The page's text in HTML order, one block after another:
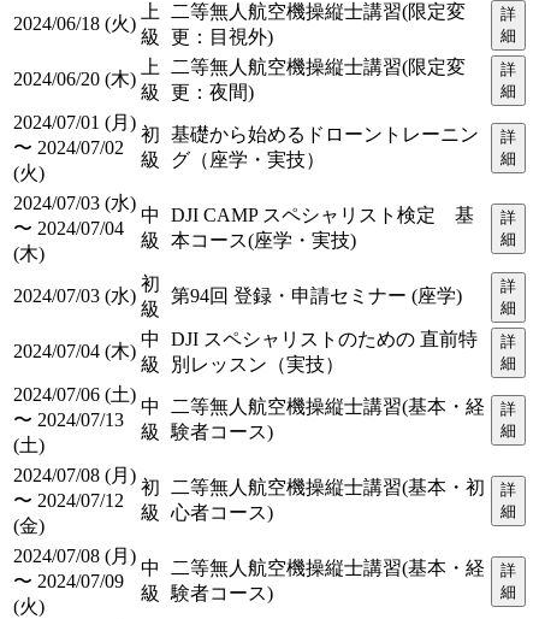
2024/06/18 (火)
上
級
二等無人航空機操縦士講習(限定変
更：目視外)
詳
細
2024/06/20 (木)
上
級
二等無人航空機操縦士講習(限定変
更：夜間)
詳
細
2024/07/01 (月)
〜 2024/07/02
(火)
初
級
基礎から始めるドローントレーニン
グ（座学・実技）
詳
細
2024/07/03 (水)
〜 2024/07/04
(木)
中
級
DJI CAMP スペシャリスト検定 基
本コース(座学・実技)
詳
細
2024/07/03 (水)
初
級
第94回 登録・申請セミナー (座学)
詳
細
2024/07/04 (木)
中
級
DJI スペシャリストのための 直前特
別レッスン（実技）
詳
細
2024/07/06 (土)
〜 2024/07/13
(土)
中
級
二等無人航空機操縦士講習(基本・経
験者コース)
詳
細
2024/07/08 (月)
〜 2024/07/12
(金)
初
級
二等無人航空機操縦士講習(基本・初
心者コース)
詳
細
2024/07/08 (月)
〜 2024/07/09
(火)
中
級
二等無人航空機操縦士講習(基本・経
験者コース)
詳
細